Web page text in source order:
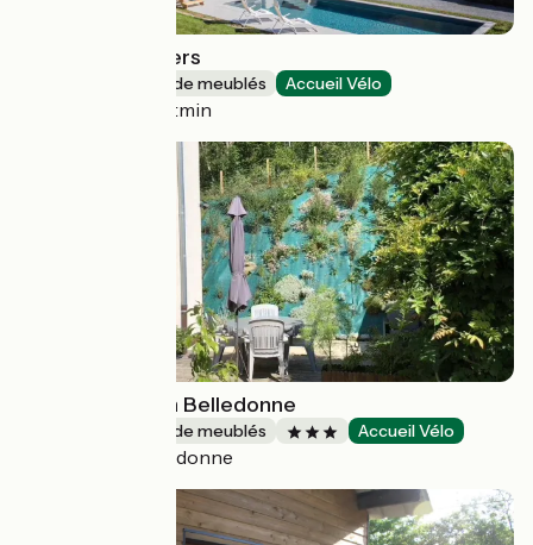
Villa Trois Lauriers
Gîtes et locations de meublés Accueil Vélo
Talloires-Montmin
Orionde Gîte en Belledonne
Gîtes et locations de meublés Accueil Vélo
Laval-en-Belledonne